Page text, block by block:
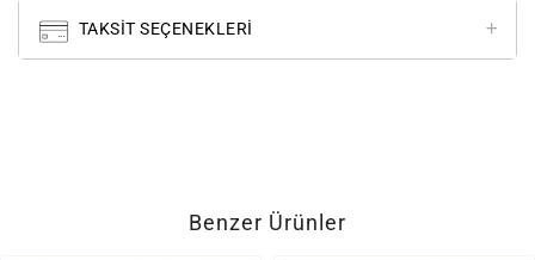
TAKSIT SEÇENEKLERI
Benzer Ürünler